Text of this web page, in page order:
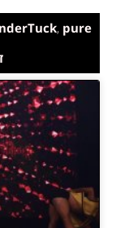
, pure